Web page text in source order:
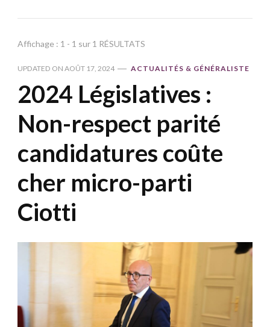
Affichage : 1 - 1 sur 1 RÉSULTATS
UPDATED ON AOÛT 17, 2024 ACTUALITÉS & GÉNÉRALISTE
2024 Législatives :
Non-respect parité
candidatures coûte
cher micro-parti
Ciotti